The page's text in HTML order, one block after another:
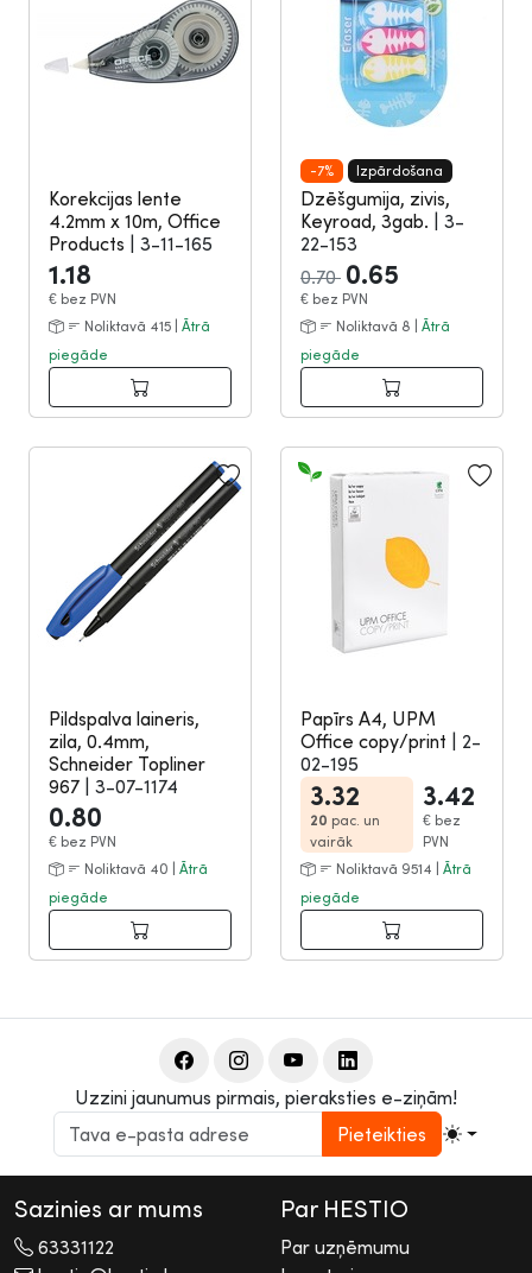
Korekcijas lente
4.2mm x 10m, Office
Products
3-11-165
1.18
€ bez PVN
Noliktavā 415 | Ātrā
piegāde
-7% Izpārdošana
Dzēšgumija, zivis,
Keyroad, 3gab.
3-
22-153
0.70 0.65
€ bez PVN
Noliktavā 8 | Ātrā
piegāde
Pildspalva laineris,
zila, 0.4mm,
Schneider Topliner
967
3-07-1174
0.80
€ bez PVN
Noliktavā 40 | Ātrā
piegāde
Papīrs A4, UPM
Office copy/print
2-
02-195
3.32
20 pac. un
vairāk
3.42
€ bez
PVN
Noliktavā 9514 | Ātrā
piegāde
Uzzini jaunumus pirmais, pieraksties e-ziņām!
Pieteikties
Sazinies ar mums
63331122
Par HESTIO
Par uzņēmumu